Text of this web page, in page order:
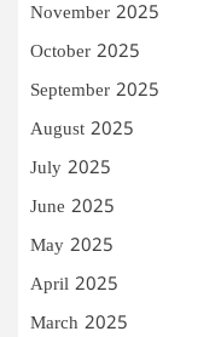
November 2025
October 2025
September 2025
August 2025
July 2025
June 2025
May 2025
April 2025
March 2025